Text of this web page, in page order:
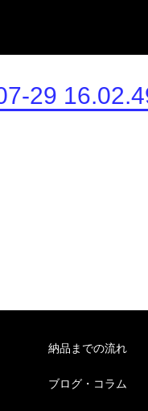
29
納品までの流れ
ブログ・コラム